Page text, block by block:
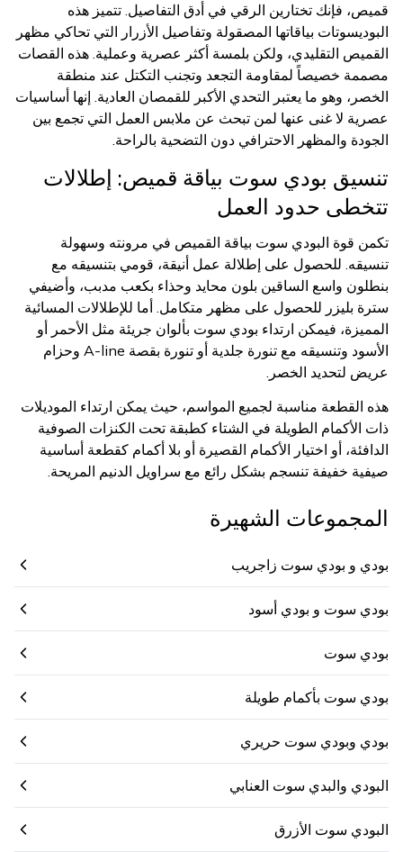
قميص، فإنك تختارين الرقي في أدق التفاصيل. تتميز هذه
البوديسوتات بياقاتها المصقولة وتفاصيل الأزرار التي تحاكي مظهر
القميص التقليدي، ولكن بلمسة أكثر عصرية وعملية. هذه القصات
مصممة خصيصاً لمقاومة التجعد وتجنب التكتل عند منطقة
الخصر، وهو ما يعتبر التحدي الأكبر للقمصان العادية. إنها أساسيات
عصرية لا غنى عنها لمن تبحث عن ملابس العمل التي تجمع بين
الجودة والمظهر الاحترافي دون التضحية بالراحة.
تنسيق بودي سوت بياقة قميص: إطلالات
تتخطى حدود العمل
تكمن قوة البودي سوت بياقة القميص في مرونته وسهولة
تنسيقه. للحصول على إطلالة عمل أنيقة، قومي بتنسيقه مع
بنطلون واسع الساقين بلون محايد وحذاء بكعب مدبب، وأضيفي
سترة بليزر للحصول على مظهر متكامل. أما للإطلالات المسائية
المميزة، فيمكن ارتداء بودي سوت بألوان جريئة مثل الأحمر أو
الأسود وتنسيقه مع تنورة جلدية أو تنورة بقصة A-line وحزام
عريض لتحديد الخصر.
هذه القطعة مناسبة لجميع المواسم، حيث يمكن ارتداء الموديلات
ذات الأكمام الطويلة في الشتاء كطبقة تحت الكنزات الصوفية
الدافئة، أو اختيار الأكمام القصيرة أو بلا أكمام كقطعة أساسية
صيفية خفيفة تنسجم بشكل رائع مع سراويل الدنيم المريحة.
المجموعات الشهيرة
بودي و بودي سوت زاجريب
بودي سوت و بودي أسود
بودي سوت
بودي سوت بأكمام طويلة
بودي وبودي سوت حريري
البودي والبدي سوت العنابي
البودي سوت الأزرق